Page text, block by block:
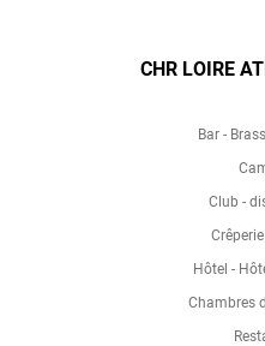
CHR LOIRE
Bar -
Club -
Hôtel -
Chambres